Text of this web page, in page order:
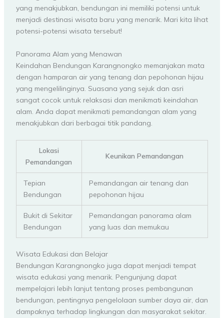
yang menakjubkan, bendungan ini memiliki potensi untuk
menjadi destinasi wisata baru yang menarik. Mari kita lihat
potensi-potensi wisata tersebut!
Panorama Alam yang Menawan
Keindahan Bendungan Karangnongko memanjakan mata
dengan hamparan air yang tenang dan pepohonan hijau
yang mengelilinginya. Suasana yang sejuk dan asri
sangat cocok untuk relaksasi dan menikmati keindahan
alam. Anda dapat menikmati pemandangan alam yang
menakjubkan dari berbagai titik pandang.
Lokasi
Pemandangan
Keunikan Pemandangan
Tepian
Bendungan
Pemandangan air tenang dan
pepohonan hijau
Bukit di Sekitar
Bendungan
Pemandangan panorama alam
yang luas dan memukau
Wisata Edukasi dan Belajar
Bendungan Karangnongko juga dapat menjadi tempat
wisata edukasi yang menarik. Pengunjung dapat
mempelajari lebih lanjut tentang proses pembangunan
bendungan, pentingnya pengelolaan sumber daya air, dan
dampaknya terhadap lingkungan dan masyarakat sekitar.